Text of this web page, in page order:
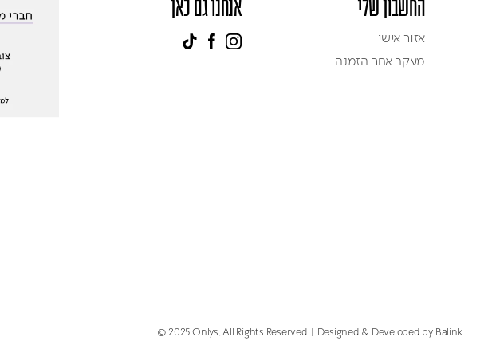
החשבון שלי
אזור אישי
מעקב אחר הזמנה
אנחנו גם כאן
© 2025 Onlys. All Rights Reserved Designed & Developed by Balink